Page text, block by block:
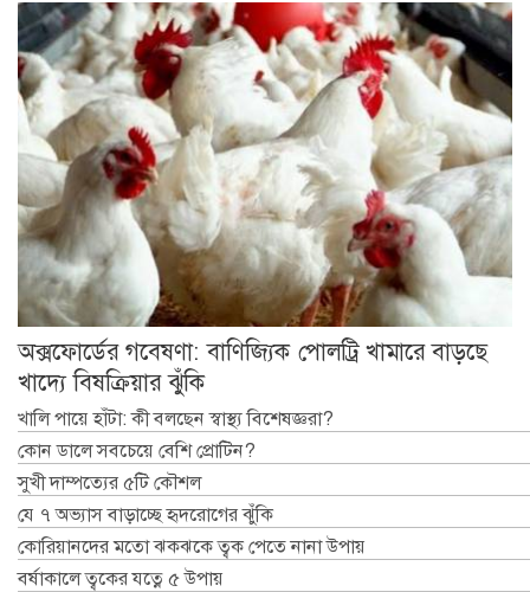
অক্সফোর্ডের গবেষণা: বাণিজ্যিক পোলট্রি খামারে বাড়ছে
খাদ্যে বিষক্রিয়ার ঝুঁকি
খালি পায়ে হাঁটা: কী বলছেন স্বাস্থ্য বিশেষজ্ঞরা?
কোন ডালে সবচেয়ে বেশি প্রোটিন?
সুখী দাম্পত্যের ৫টি কৌশল
যে ৭ অভ্যাস বাড়াচ্ছে হৃদরোগের ঝুঁকি
কোরিয়ানদের মতো ঝকঝকে ত্বক পেতে নানা উপায়
বর্ষাকালে ত্বকের যত্নে ৫ উপায়